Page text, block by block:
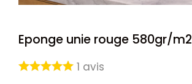
Eponge unie rouge 580gr/m2
1 avis